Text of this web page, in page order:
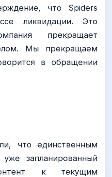
что Spiders
ликвидации. Это
прекращает
Мы прекращаем
в обращении
что единственным
запланированный
к текущим